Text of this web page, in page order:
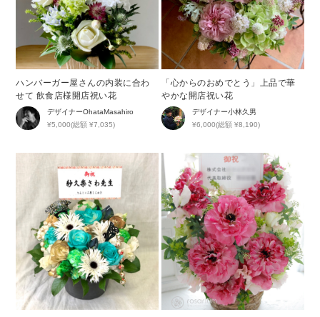
ハンバーガー屋さんの内装に合わ
せて 飲食店様開店祝い花
デザイナーOhataMasahiro
¥5,000(総額 ¥7,035)
「心からのおめでとう」上品で華
やかな開店祝い花
デザイナー小林久男
¥6,000(総額 ¥8,190)